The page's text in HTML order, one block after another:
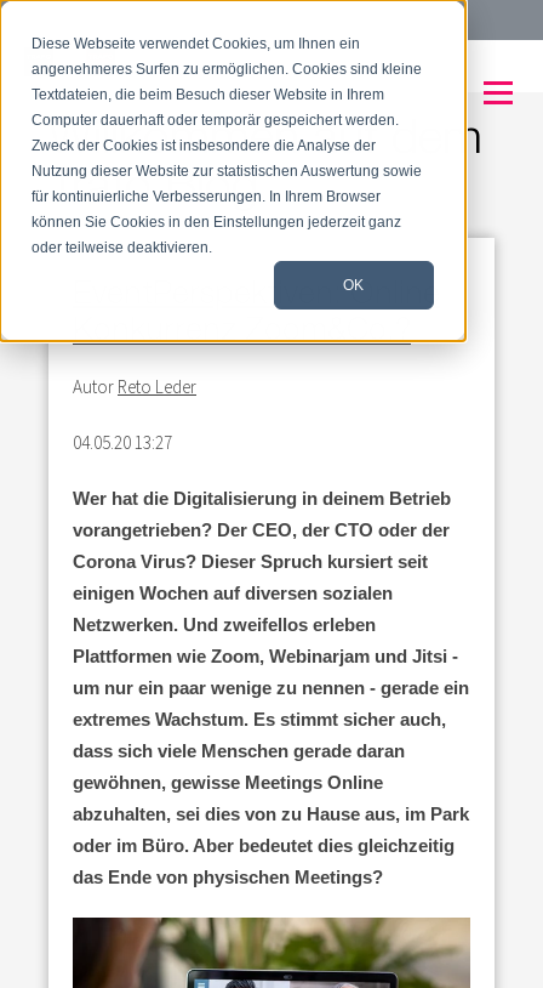
Diese Webseite verwendet Cookies, um Ihnen ein
angenehmeres Surfen zu ermöglichen. Cookies sind kleine
Textdateien, die beim Besuch dieser Website in Ihrem
Computer dauerhaft oder temporär gespeichert werden.
Zweck der Cookies ist insbesondere die Analyse der
Nutzung dieser Website zur statistischen Auswertung sowie
für kontinuierliche Verbesserungen. In Ihrem Browser
können Sie Cookies in den Einstellungen jederzeit ganz
oder teilweise deaktivieren.
OK
Willkommen auf dem
Trafo Blog
EventPerspektiven: Online
Autor Reto Leder
04.05.20 13:27
Wer hat die Digitalisierung in deinem Betrieb
vorangetrieben? Der CEO, der CTO oder der
Corona Virus? Dieser Spruch kursiert seit
einigen Wochen auf diversen sozialen
Netzwerken. Und zweifellos erleben
Plattformen wie Zoom, Webinarjam und Jitsi -
um nur ein paar wenige zu nennen - gerade ein
extremes Wachstum. Es stimmt sicher auch,
dass sich viele Menschen gerade daran
gewöhnen, gewisse Meetings Online
abzuhalten, sei dies von zu Hause aus, im Park
oder im Büro. Aber bedeutet dies gleichzeitig
das Ende von physischen Meetings?